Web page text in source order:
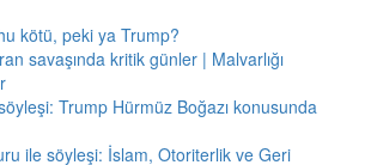
kötü, peki ya Trump?
savaşında kritik günler | Malvarlığı
Trump Hürmüz Boğazı konusunda
ile söyleşi: İslam, Otoriterlik ve Geri